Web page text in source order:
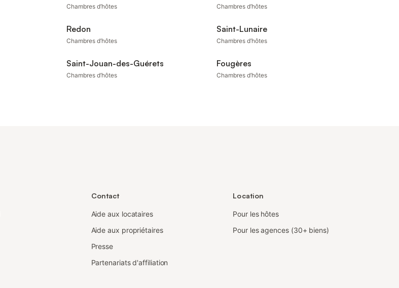
Chambres d’hôtes Chambres d’hôtes
Redon
Chambres d’hôtes
Saint-Lunaire
Chambres d’hôtes
Saint-Jouan-des-Guérets
Chambres d’hôtes
Fougères
Chambres d’hôtes
Contact
Aide aux locataires
Aide aux propriétaires
Presse
Partenariats d'affiliation
Location
Pour les hôtes
Pour les agences (30+ biens)